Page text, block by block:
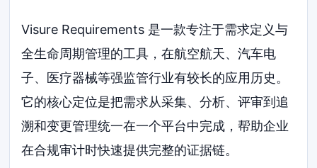
Visure Requirements 是一款专注于需求定义与
全生命周期管理的工具，在航空航天、汽车电
子、医疗器械等强监管行业有较长的应用历史。
它的核心定位是把需求从采集、分析、评审到追
溯和变更管理统一在一个平台中完成，帮助企业
在合规审计时快速提供完整的证据链。